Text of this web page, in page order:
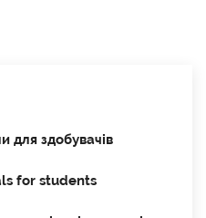
для здобувачів
for students